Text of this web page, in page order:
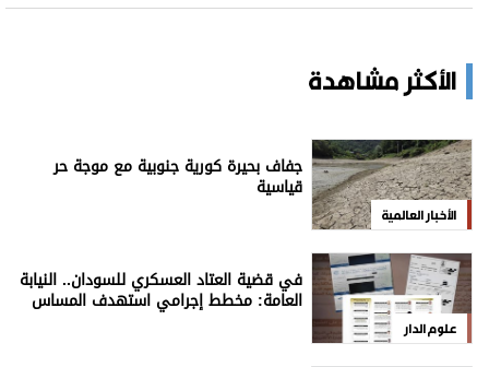
الأكثر مشاهدة
الأخبار العالمية
جفاف بحيرة كورية جنوبية مع موجة حر
قياسية
علوم الدار
في قضية العتاد العسكري للسودان.. النيابة
العامة: مخطط إجرامي استهدف المساس